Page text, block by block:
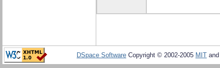
DSpace Software Copyright © 2002-2005 MIT